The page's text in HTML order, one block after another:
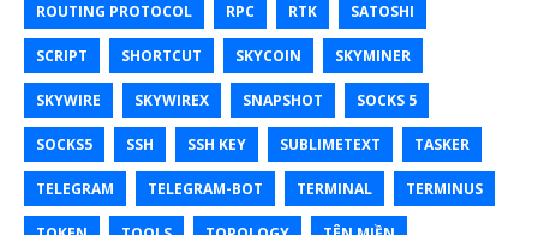
ROUTING PROTOCOL RPC RTK SATOSHI
SCRIPT SHORTCUT SKYCOIN SKYMINER
SKYWIRE SKYWIREX SNAPSHOT SOCKS 5
SOCKS5 SSH SSH KEY SUBLIMETEXT TASKER
TELEGRAM TELEGRAM-BOT TERMINAL TERMINUS